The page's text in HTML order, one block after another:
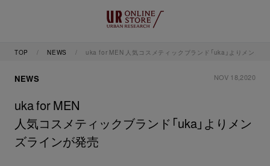
TOP NEWS uka for MEN 人気コスメティックブランド「uka」よりメンズ
NEWS NOV 18,2020
uka for MEN
人気コスメティックブランド「uka」よりメン
ズラインが発売